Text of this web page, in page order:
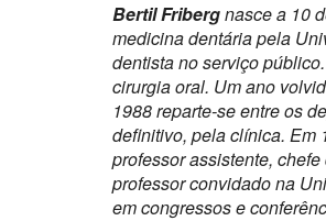
Bertil Fribergnasce a 10
medicina dentária pela
dentista no serviço
cirurgia oral. Um ano
1988 reparte-se entre os
definitivo, pela clínica. Em
professor assistente,
professor convidado na
em congressos e